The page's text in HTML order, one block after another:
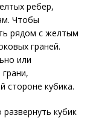
ребер,
Чтобы
рядом с желтым
граней.
или
стороне кубика.
кубик